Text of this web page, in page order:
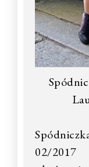
02/2017